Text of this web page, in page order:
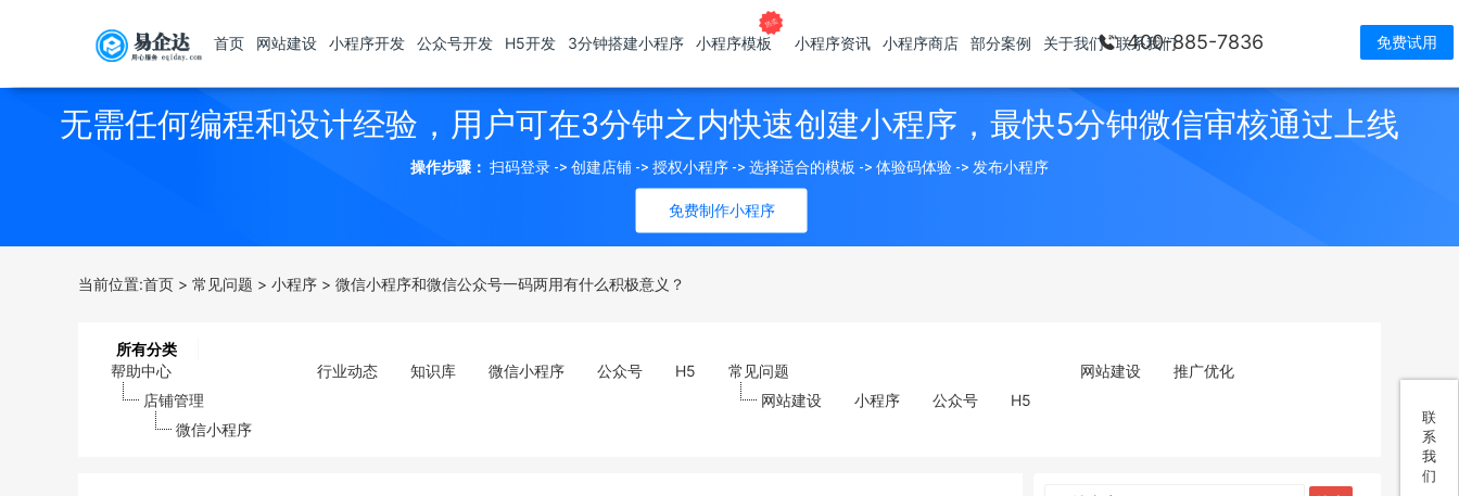
400-885-7836 免费试用
首页 网站建设 小程序开发 公众号开发 H5开发 3分钟搭建小程序 小程序模板 小程序资讯 小程序商店 部分案例 关于我们 联系我们
联
系
我
们
无需任何编程和设计经验，用户可在3分钟之内快速创建小程序，最快5分钟微信审核通过上线
免费制作小程序
操作步骤： 扫码登录 -> 创建店铺 -> 授权小程序 -> 选择适合的模板 -> 体验码体验 -> 发布小程序
当前位置:首页 > 常见问题 > 小程序 > 微信小程序和微信公众号一码两用有什么积极意义？
所有分类
帮助中心
店铺管理
微信小程序
行业动态 知识库 微信小程序 公众号 H5
常见问题
网站建设
小程序 公众号 H5
网站建设 推广优化